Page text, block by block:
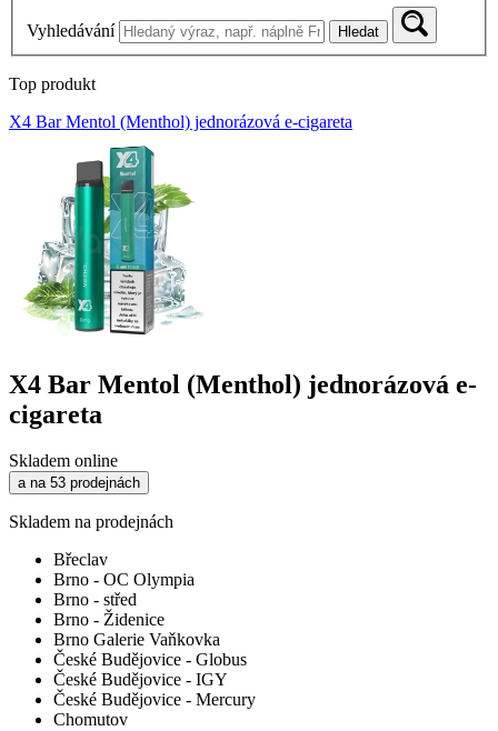
Vyhledávání Hledat
Top produkt
X4 Bar Mentol (Menthol) jednorázová e-cigareta
X4 Bar Mentol (Menthol) jednorázová e-
cigareta
Skladem online
a na 53 prodejnách
Skladem na prodejnách
Břeclav
Brno - OC Olympia
Brno - střed
Brno - Židenice
Brno Galerie Vaňkovka
České Budějovice - Globus
České Budějovice - IGY
České Budějovice - Mercury
Chomutov